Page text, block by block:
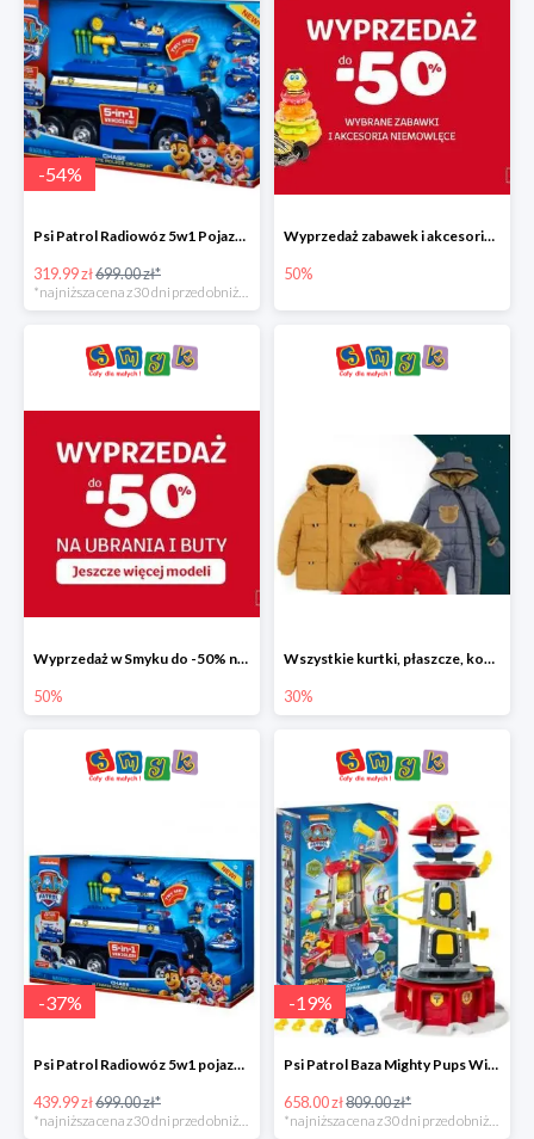
-54%
Psi Patrol Radiowóz 5w1 Pojazd ratunkowy z figurką Chase'a
319.99 zł699.00 zł*
Wyprzedaż zabawek i akcesoriów niemowlęcych w Smyku do -50%
50%
Wyprzedaż w Smyku do -50% na ubrania i buty
50%
Wszystkie kurtki, płaszcze, kombinezony i spodnie narciarskie -30%
30%
-37%
Psi Patrol Radiowóz 5w1 pojazd ratunkowy z figurką Chase'a -37%
439.99 zł699.00 zł*
-19%
Psi Patrol Baza Mighty Pups Wieża obserwacyjna+pojazd z figurką -19%
658.00 zł809.00 zł*